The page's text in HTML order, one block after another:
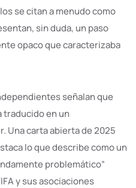
se citan a menudo como
sin duda, un paso
opaco que caracterizaba
señalan que
traducido en un
Una carta abierta de 2025
lo que describe como un
problemático”
y sus asociaciones